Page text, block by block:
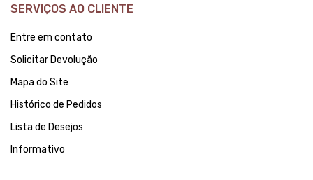
SERVIÇOS AO CLIENTE
Entre em contato
Solicitar Devolução
Mapa do Site
Histórico de Pedidos
Lista de Desejos
Informativo